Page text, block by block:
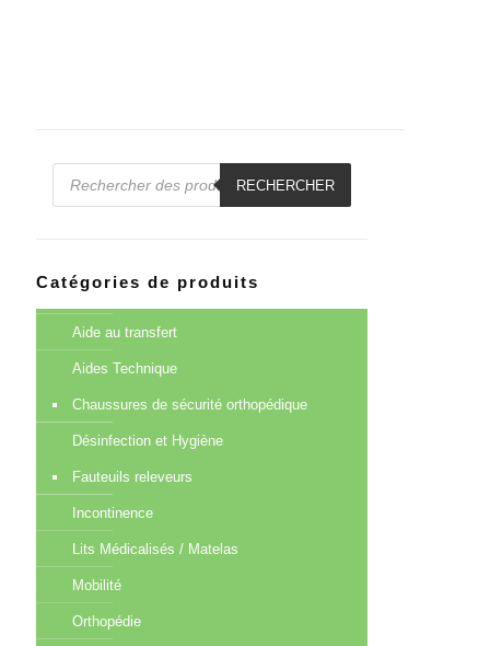
Recherche
RECHERCHER
Catégories de produits
Aide au transfert
Aides Technique
Chaussures de sécurité orthopédique
Désinfection et Hygiène
Fauteuils releveurs
Incontinence
Lits Médicalisés / Matelas
Mobilité
Orthopédie